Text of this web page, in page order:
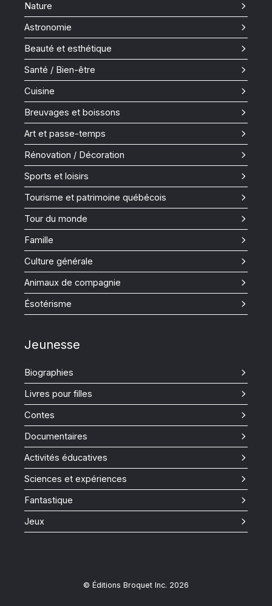
Nature
Astronomie
Beauté et esthétique
Santé / Bien-être
Cuisine
Breuvages et boissons
Art et passe-temps
Rénovation / Décoration
Sports et loisirs
Tourisme et patrimoine québécois
Tour du monde
Famille
Culture générale
Animaux de compagnie
Ésotérisme
Jeunesse
Biographies
Livres pour filles
Contes
Documentaires
Activités éducatives
Sciences et expériences
Fantastique
Jeux
© Éditions Broquet Inc. 2026